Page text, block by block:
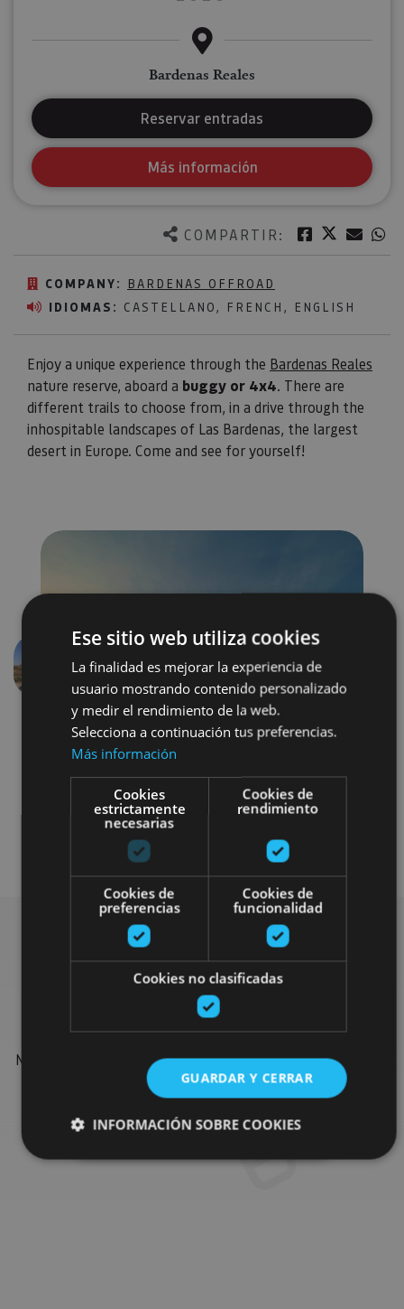
COMPARTIR: Facebook
Twitter
COMPANY: BARDENAS OFFROAD
IDIOMAS: CASTELLANO, FRENCH, ENGLISH
Enjoy a unique experience through the Bardenas Reales
nature reserve, aboard a buggy or 4x4. There are
different trails to choose from, in a drive through the
inhospitable landscapes of Las Bardenas, the largest
desert in Europe. Come and see for yourself!
Bardenas Reales
Reservar entradas
Más información
Previous
Buggy / quad 4x4 / car
Find more plans
Find more plans and suggestions to round off your trip in
Navarre: organised activities, tours and the most important
events in the calendar.
Ese sitio web utiliza cookies
La finalidad es mejorar la experiencia de
usuario mostrando contenido personalizado
y medir el rendimiento de la web.
Selecciona a continuación tus preferencias.
Más información
Cookies
estrictamente
necesarias
Cookies de
rendimiento
Cookies de
preferencias
Cookies de
funcionalidad
Cookies no clasificadas
GUARDAR Y CERRAR
INFORMACIÓN SOBRE COOKIES